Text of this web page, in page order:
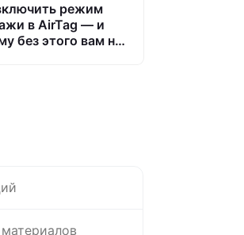
режим
в AirTag — и
без этого вам не